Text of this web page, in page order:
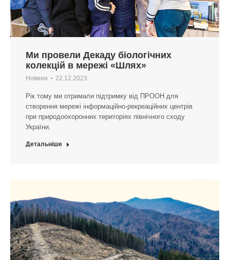
Ми провели Декаду біологічних
колекцій в мережі «Шлях»
Новини 22.12.2023
Рік тому ми отримали підтримку від ПРООН для
створення мережі інформаційно-рекреаційних центрів
при природоохоронних територіях північного сходу
України.
Детальніше